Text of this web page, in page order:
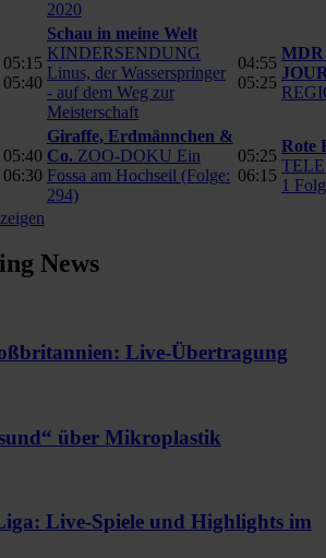
2020
05:15
05:40
Schau in meine Welt
KINDERSENDUNG
Linus, der Wasserspringer
- auf dem Weg zur
Meisterschaft
04:55
05:25
05:40
06:30
Giraffe, Erdmännchen &
Co. ZOO-DOKU Ein
Fossa am Hochseil (Folge:
294)
05:25
06:15
Rote
1
News
Live-Übertragung
über Mikroplastik
Live-Spiele und Highlights im